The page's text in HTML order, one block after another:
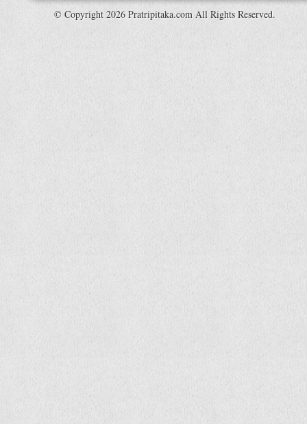
© Copyright 2026 Pratripitaka.com All Rights Reserved.